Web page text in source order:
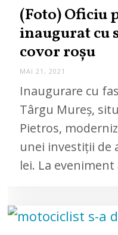
(Foto) Oficiu
inaugurat cu
covor roșu
MAI 21, 2021
I
2
1
,
2
0
2
1
Inaugurare cu
Târgu Mureș,
Pietros,
unei investiții de
lei. La